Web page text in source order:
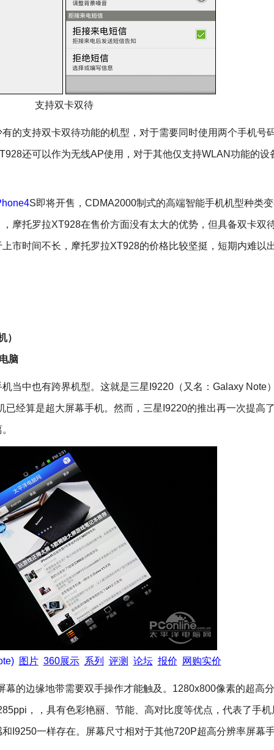
支持双卡双待
支持双卡双待功能的机型，对于需要同时使用两个手机号
还可以作为无线AP使用，对于其他仅支持WLAN功能的设
S即将开售，CDMA2000制式的高端智能手机机型种类
摩托罗拉XT928在售价方面没有太大的优势，但具备双卡双
市时间不长，摩托罗拉XT928的价格比较坚挺，短期内难以
）
脑
中也有跨界机型。这就是三星I9220（又名：Galaxy Note
经算是超大屏幕手机。然而，三星I9220的推出再一次提高
图片 360展示 系列 评测 论坛 报价 网购实价
边缘地带需要双手操作才能触及。1280x800像素的超高
，，具有色彩艳丽、节能、高对比度等优点，代表了手机
I9250一样存在。屏幕尺寸相对于其他720P超高分辨率屏幕